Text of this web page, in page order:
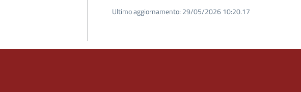
Ultimo aggiornamento: 29/05/2026 10:20.17